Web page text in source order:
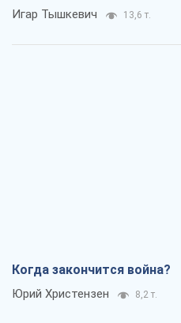
Игар Тышкевич 13,6 т.
Когда закончится война?
Юрий Христензен 8,2 т.